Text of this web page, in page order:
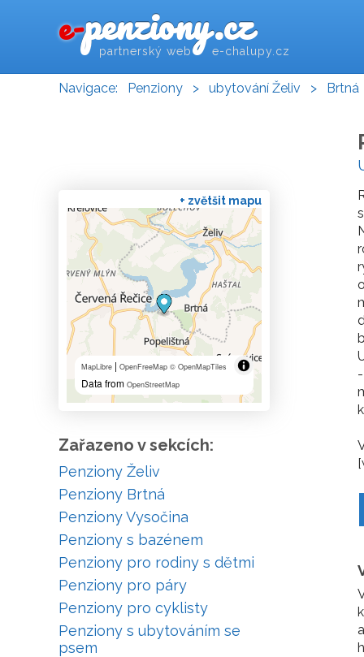
e-penziony.cz
partnerský web e-chalupy.cz
Navigace: Penziony > ubytování Želiv > Brtná
+ zvětšit mapu
MapLibre | OpenFreeMap © OpenMapTiles
Data from OpenStreetMap
Zařazeno v sekcích:
Penziony Želiv
Penziony Brtná
Penziony Vysočina
Penziony s bazénem
Penziony pro rodiny s dětmi
Penziony pro páry
Penziony pro cyklisty
Penziony s ubytováním se
psem